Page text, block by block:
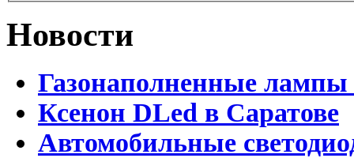
Новости
Газонаполненные лампы
Ксенон DLed в Саратове
Автомобильные